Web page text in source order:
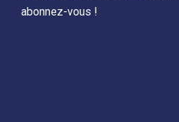
abonnez-vous !